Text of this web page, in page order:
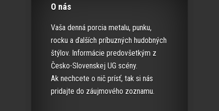
O nás
Vaša denná porcia metalu, punku,
rocku a ďalších príbuzných hudobných
štýlov. Informácie predovšetkým z
Česko-Slovenskej UG scény.
Ak nechcete o nič prísť, tak si nás
pridajte do záujmového zoznamu.